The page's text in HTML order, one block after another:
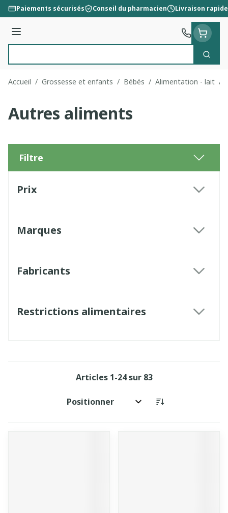
Aller au contenu
Paiements sécurisés Conseil du pharmacien Livraison rapide
Menu
Accueil / Grossesse et enfants / Bébés / Alimentation - lait /
Autres aliments
Filtre
Prix
Marques
Fabricants
Restrictions alimentaires
Articles 1-24sur 83
Trier par: